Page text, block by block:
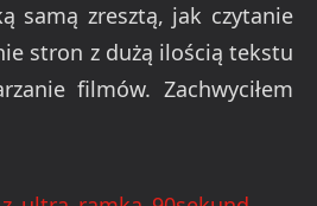
samą zresztą, jak czytanie
stron z dużą ilością tekstu
filmów. Zachwyciłem